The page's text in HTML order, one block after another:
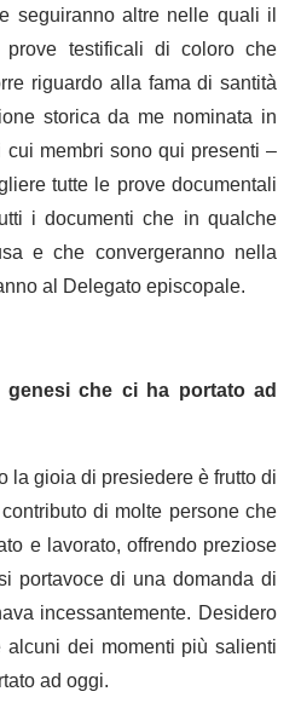
seguiranno altre nelle quali il
testificali di coloro che
riguardo alla fama di santità
storica da me nominata in
membri sono qui presenti –
tutte le prove documentali
i documenti che in qualche
e che convergeranno nella
al Delegato episcopale.
che ci ha portato ad
la gioia di presiedere è frutto di
di molte persone che
e lavorato, offrendo preziose
portavoce di una domanda di
incessantemente. Desidero
dei momenti più salienti
ad oggi.